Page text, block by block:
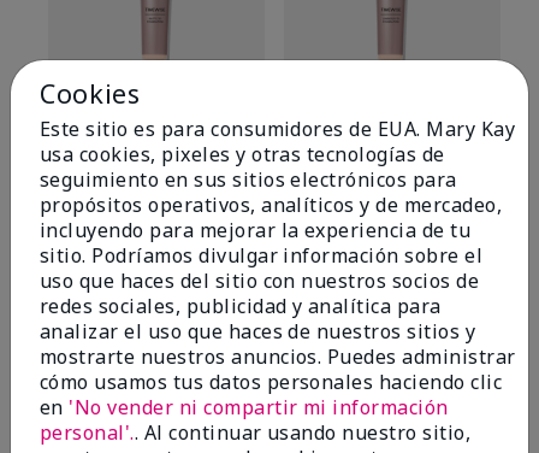
TimeWise® Matte 3D
Foundation
Light 1​ (subtonos rosados
fríos)
$28.00
TimeWise® Luminous 3D
Foundation
Light 1​ (subtonos rosados
fríos)
$28.00
Cookies
Este sitio es para consumidores de EUA. Mary Kay
usa cookies, pixeles y otras tecnologías de
seguimiento en sus sitios electrónicos para
propósitos operativos, analíticos y de mercadeo,
incluyendo para mejorar la experiencia de tu
sitio. Podríamos divulgar información sobre el
uso que haces del sitio con nuestros socios de
redes sociales, publicidad y analítica para
analizar el uso que haces de nuestros sitios y
mostrarte nuestros anuncios. Puedes administrar
cómo usamos tus datos personales haciendo clic
en 'No vender ni compartir mi información
personal'.. Al continuar usando nuestro sitio,